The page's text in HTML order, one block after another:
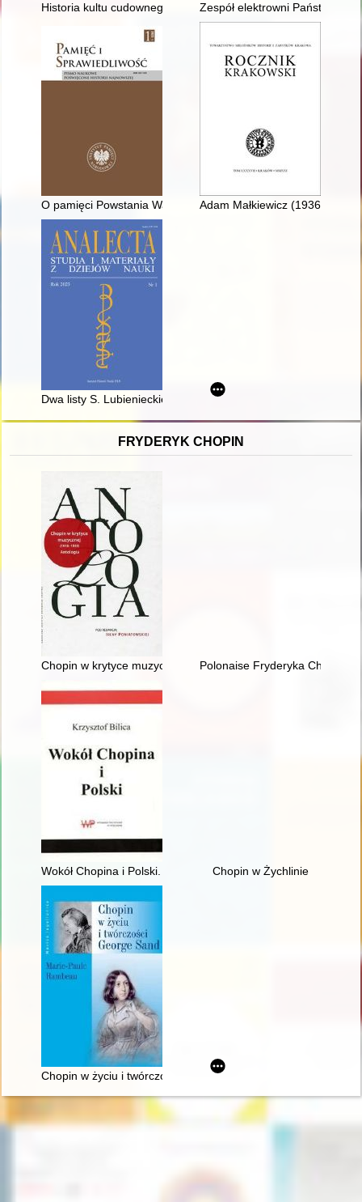
Historia kultu cudownego wizerunku Matki Bożej w Pszowie
Zespół elektrowni
O pamięci Powstania Warszawskiego w przeddzień 80.
Adam Małkiewicz (1936-
Dwa listy S. Lubienieckiego do Wiszowatego = Two letters
FRYDERYK CHOPIN
Chopin w krytyce muzycznej (1918-1939). Antologia
Polonaise Fryderyka Chopina.
Wokół Chopina i Polski. Siedem szkicówChopin w Żychlinie
Chopin w życiu i twórczości George Sand